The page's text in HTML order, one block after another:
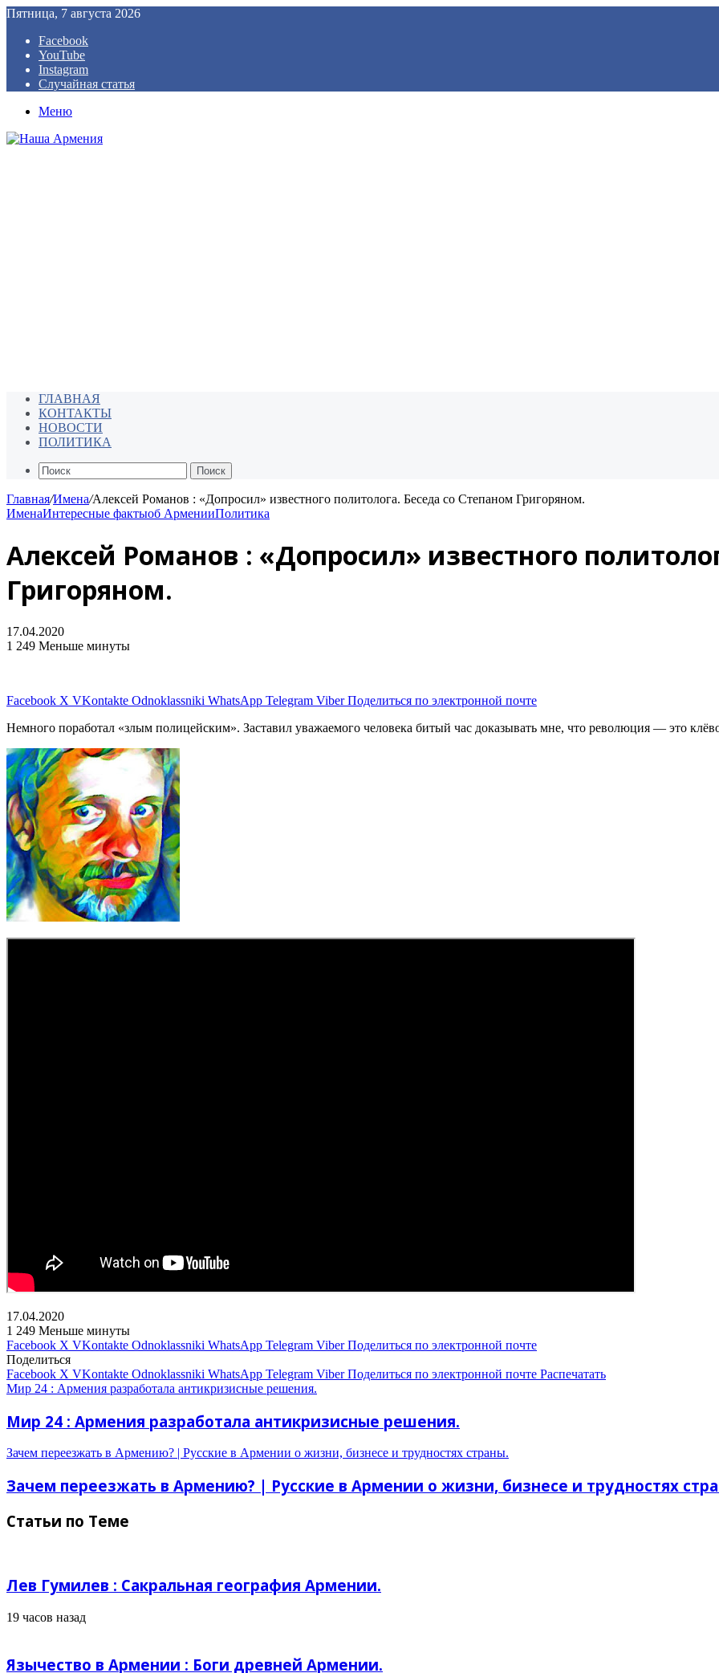
Пятница, 7 августа 2026
Facebook
YouTube
Instagram
Случайная статья
Меню
ГЛАВНАЯ
КОНТАКТЫ
НОВОСТИ
ПОЛИТИКА
Поиск
Главная/Имена/Алексей Романов : «Допросил» известного политолога. Беседа со Степаном Григоряном.
ИменаИнтересные фактыоб АрменииПолитика
Алексей Романов : «Допросил» известного
Григоряном.
17.04.2020
1 249 Меньше минуты
Facebook X VKontakte Odnoklassniki WhatsApp Telegram Viber Поделиться по электронной почте
Немного поработал «злым полицейским». Заставил уважаемого человека битый час доказывать мне, что революция — это
17.04.2020
1 249 Меньше минуты
Facebook X VKontakte Odnoklassniki WhatsApp Telegram Viber Поделиться по электронной почте
Поделиться
Facebook X VKontakte Odnoklassniki WhatsApp Telegram Viber Поделиться по электронной почте Распечатать
Мир 24 : Армения разработала антикризисные решения.
Мир 24 : Армения разработала антикризисные решения.
Зачем переезжать в Армению? | Русские в Армении о жизни, бизнесе и трудностях страны.
Зачем переезжать в Армению? | Русские в Армении о жизни, бизнесе и трудностях
Статьи по Теме
Лев Гумилев : Сакральная география Армении.
19 часов назад
Язычество в Армении : Боги древней Армении.